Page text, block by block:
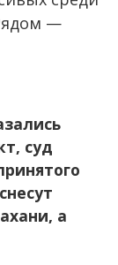
—
суд
а